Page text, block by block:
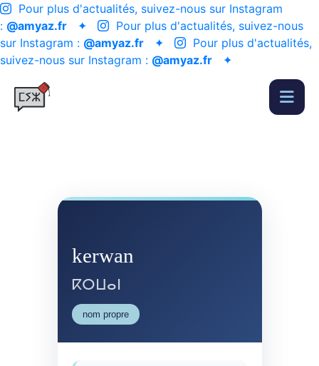
Pour plus d'actualités, suivez-nous sur Instagram
: @amyaz.fr ✦
Pour plus d'actualités, suivez-nous
sur Instagram : @amyaz.fr ✦
Pour plus d'actualités,
suivez-nous sur Instagram : @amyaz.fr ✦
kerwan
ⴽⵔⵡⴰⵏ
nom propre